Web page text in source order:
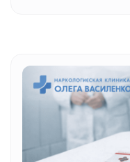
отдыха, а
система
клинике Олега
рассматриваем